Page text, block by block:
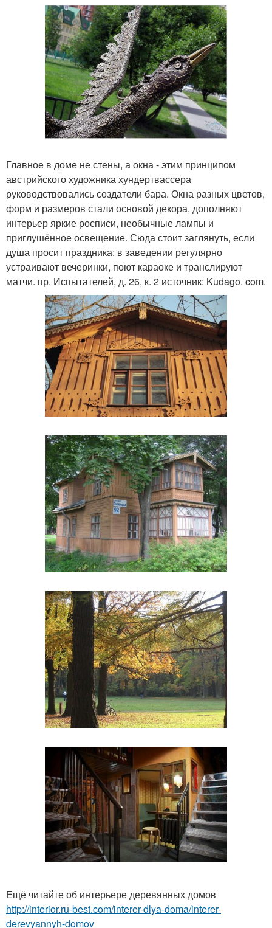
Главное в доме не стены, а окна - этим принципом
австрийского художника хундертвассера
руководствовались создатели бара. Окна разных цветов,
форм и размеров стали основой декора, дополняют
интерьер яркие росписи, необычные лампы и
приглушённое освещение. Сюда стоит заглянуть, если
душа просит праздника: в заведении регулярно
устраивают вечеринки, поют караоке и транслируют
матчи. пр. Испытателей, д. 26, к. 2 источник: Kudago. com.
Ещё читайте об интерьере деревянных домов
http://interior.ru-best.com/interer-dlya-doma/interer-
derevyannyh-domov